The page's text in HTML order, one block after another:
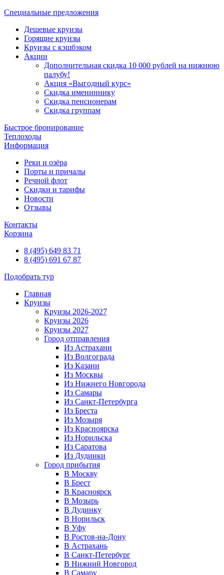
Специальные предложения
Дешевые круизы
Горящие круизы
Круизы с кэшбэком
Акции
Дополнительная скидка 10 000 рублей на нижнюю
палубу!
Акция «Выгодный курс»
Скидка имениннику
Скидка пенсионерам
Скидка группам
Быстрое бронирование
Теплоходы
Информация
Реки и озёра
Порты и причалы
Речной флот
Скидки и тарифы
Новости
Отзывы
Контакты
Корзина
8 (495) 649 83 71
8 (495) 691 67 87
Подобрать тур
Главная
Круизы
Круизы 2026-2027
Круизы 2026
Круизы 2027
Город отправления
Из Астрахани
Из Волгограда
Из Казани
Из Москвы
Из Нижнего Новгорода
Из Самары
Из Санкт-Петербурга
Из Бреста
Из Мозыря
Из Красноярска
Из Норильска
Из Саратова
Из Дудинки
Город прибытия
В Москву
В Брест
В Красноярск
В Мозырь
В Дудинку
В Норильск
В Уфу
В Ростов-на-Дону
В Астрахань
В Санкт-Петербург
В Нижний Новгород
В Самару